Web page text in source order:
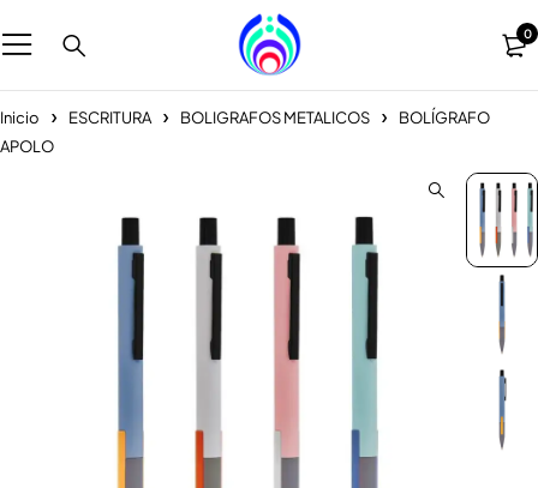
0
Inicio ESCRITURA BOLIGRAFOS METALICOS
BOLÍGRAFO
APOLO